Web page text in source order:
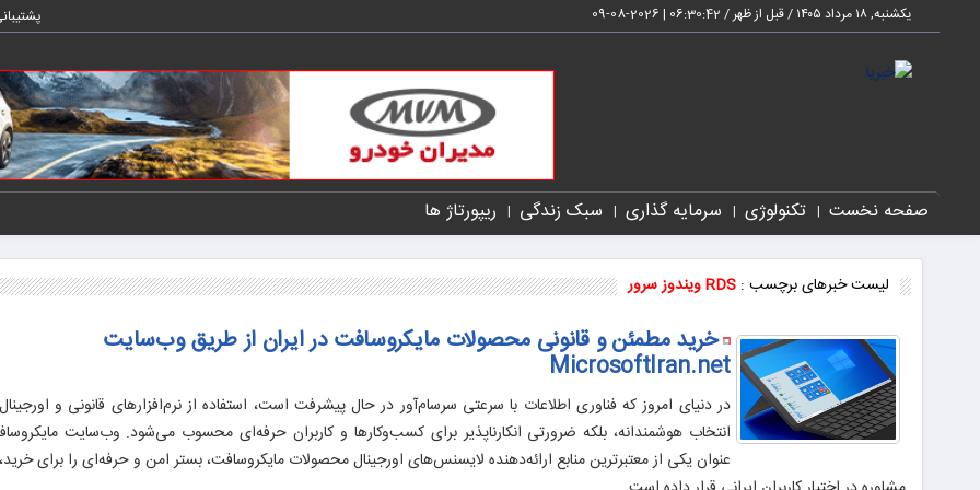
یکشنبه, ۱۸ مرداد ۱۴۰۵ / قبل از ظهر / 06:30:43
|
2026-08-09
صفحه نخست تکنولوژی سرمایه گذاری سبک زندگی ریپورتاژ ها
لیست خبرهای برچسب : RDS ویندوز سرور
خرید مطمئن و قانونی محصولات مایکروسافت در ایران از طریق وب‌سایت
MicrosoftIran.net
در دنیای امروز که فناوری اطلاعات با سرعتی سرسام‌آور در حال پیشرفت است، استفاده از نرم‌افزارهای قانونی و
انتخاب هوشمندانه، بلکه ضرورتی انکارناپذیر برای کسب‌وکارها و کاربران حرفه‌ای محسوب می‌شود. وب‌سایت
عنوان یکی از معتبرترین منابع ارائه‌دهنده لایسنس‌های اورجینال محصولات مایکروسافت، بستر امن و حرفه‌ای را برای